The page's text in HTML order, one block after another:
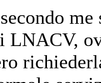
LNACV,